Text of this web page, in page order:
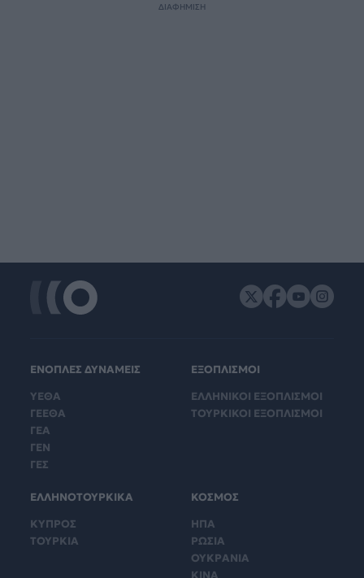
ΔΙΑΦΗΜΙΣΗ
ΕΝΟΠΛΕΣ ΔΥΝΑΜΕΙΣ
ΥΕΘΑ
ΓΕΕΘΑ
ΓΕΑ
ΓΕΝ
ΓΕΣ
ΕΞΟΠΛΙΣΜΟΙ
ΕΛΛΗΝΙΚΟΙ ΕΞΟΠΛΙΣΜΟΙ
ΤΟΥΡΚΙΚΟΙ ΕΞΟΠΛΙΣΜΟΙ
ΕΛΛΗΝΟΤΟΥΡΚΙΚΑ
ΚΥΠΡΟΣ
ΤΟΥΡΚΙΑ
ΚΟΣΜΟΣ
ΗΠΑ
ΡΩΣΙΑ
ΟΥΚΡΑΝΙΑ
ΚΙΝΑ